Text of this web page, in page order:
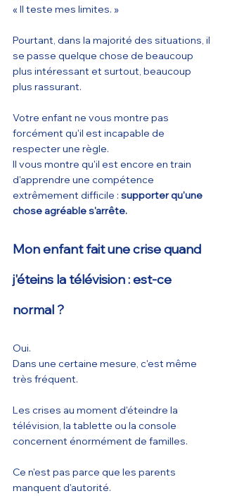
« Il teste mes limites. »
Pourtant, dans la majorité des situations, il
se passe quelque chose de beaucoup
plus intéressant et surtout, beaucoup
plus rassurant.
Votre enfant ne vous montre pas
forcément qu'il est incapable de
respecter une règle.
Il vous montre qu'il est encore en train
d'apprendre une compétence
extrêmement difficile : supporter qu'une
chose agréable s'arrête.
Mon enfant fait une crise quand
j'éteins la télévision : est-ce
normal ?
Oui.
Dans une certaine mesure, c'est même
très fréquent.
Les crises au moment d'éteindre la
télévision, la tablette ou la console
concernent énormément de familles.
Ce n'est pas parce que les parents
manquent d'autorité.